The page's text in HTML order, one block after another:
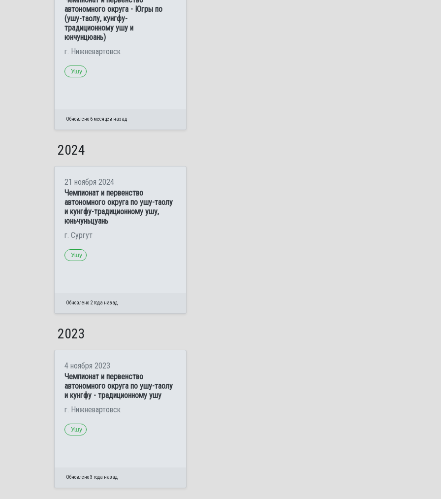
автономного округа - Югры по
(ушу-таолу, кунгфу-
традиционному ушу и
юнчунцюань)
г. Нижневартовск
Ушу
Обновлено 6 месяцев назад
2024
21 ноября 2024
Чемпионат и первенство
автономного округа по ушу-таолу
и кунгфу-традиционному ушу,
юньчуньцуань
г. Сургут
Ушу
Обновлено 2 года назад
2023
4 ноября 2023
Чемпионат и первенство
автономного округа по ушу-таолу
и кунгфу - традиционному ушу
г. Нижневартовск
Ушу
Обновлено 3 года назад